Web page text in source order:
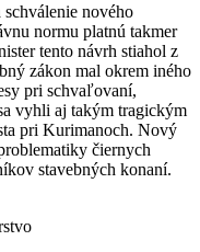
nového
normu platnú takmer
tento návrh stiahol z
zákon mal okrem iného
pri schvaľovaní,
vyhli aj takým tragickým
pri Kurimanoch. Nový
čiernych
stavebných konaní.